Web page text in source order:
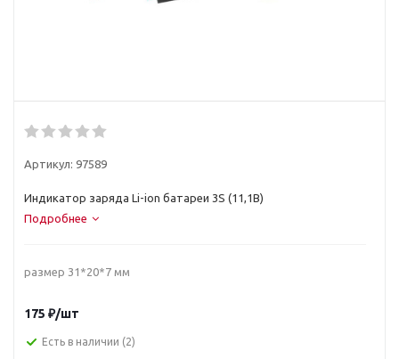
Артикул: 97589
Индикатор заряда Li-ion батареи 3S (11,1В)
Подробнее
размер 31*20*7 мм
175 ₽/шт
Есть в наличии (2)